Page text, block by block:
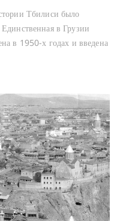
Тбилиси было
в Грузии
в 1950-х годах и введена